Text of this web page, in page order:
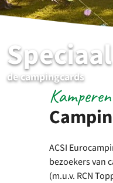
de campingcards
ACSI
bezoekers van
(m.u.v. RCN